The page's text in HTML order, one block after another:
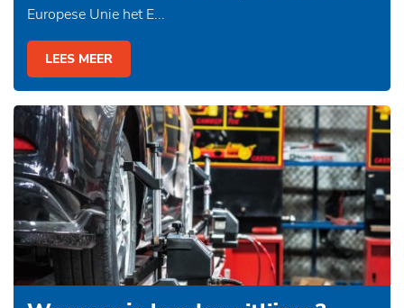
Europese Unie het E...
LEES MEER